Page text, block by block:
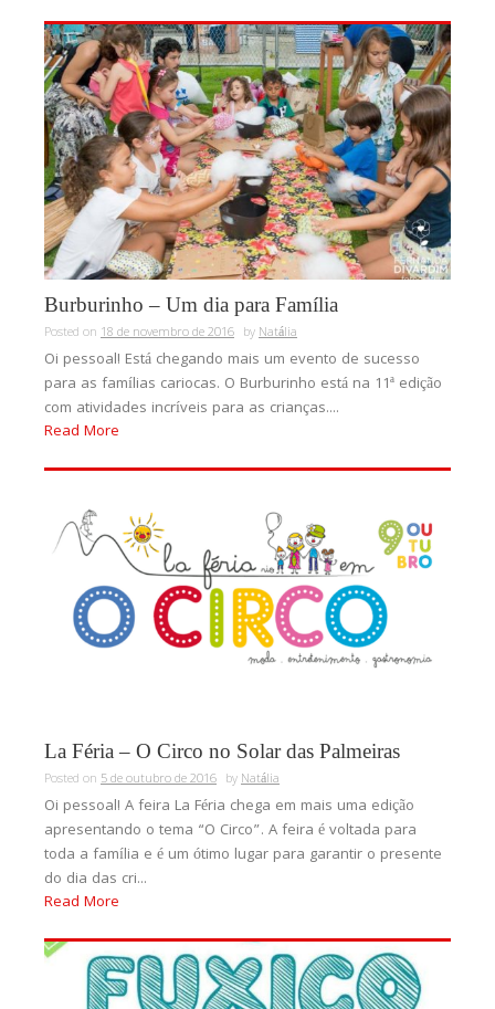
Burburinho – Um dia para Família
Posted on 18 de novembro de 2016 byNatália
Oi pessoal! Está chegando mais um evento de sucesso
para as famílias cariocas. O Burburinho está na 11ª edição
com atividades incríveis para as crianças....
Read More
La Féria – O Circo no Solar das Palmeiras
Posted on 5 de outubro de 2016 byNatália
Oi pessoal! A feira La Féria chega em mais uma edição
apresentando o tema “O Circo”. A feira é voltada para
toda a família e é um ótimo lugar para garantir o presente
do dia das cri...
Read More